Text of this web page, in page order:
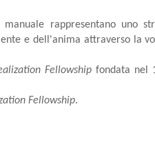
rappresentano uno
e dell'anima attraverso la
Fellowship fondata nel
Fellowship.